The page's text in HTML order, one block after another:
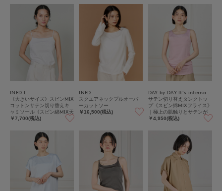
INED L
《大きいサイズ》スビンMIX
コットンサテン切り替えキ
ャミソール《スビン綿MIX天
竺/A-GIRL’S 》
￥7,700(税込)
INED
スクエアネックプルオーバ
ーカットソー
￥16,500(税込)
サテン切り替えタンクトッ
プ《スビン綿MIXフライス》
｜極上の肌触りとサテンが
映える上品インナー
￥4,950(税込)